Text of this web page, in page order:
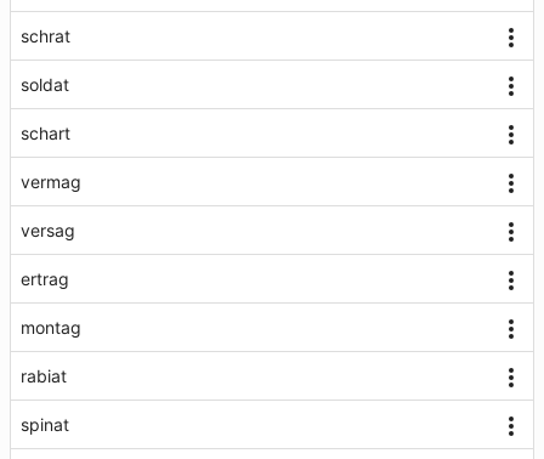
schrat
soldat
schart
vermag
versag
ertrag
montag
rabiat
spinat